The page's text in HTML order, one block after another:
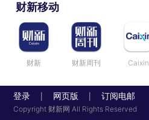
财新移动
财新 财新周刊 Caixin
登录 网页版 订阅电邮
Copyright 财新网 All Rights Reserved